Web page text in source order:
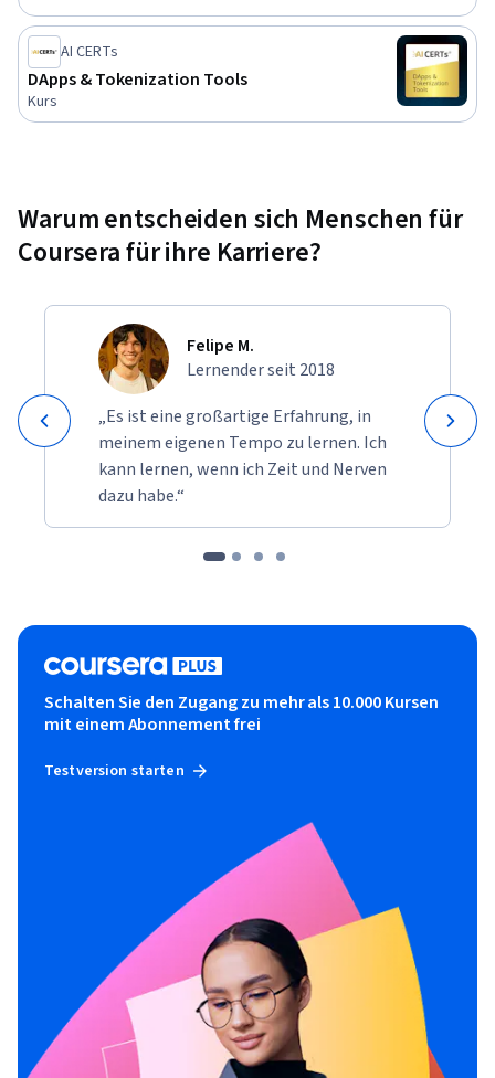
AI CERTs
DApps & Tokenization Tools
Kurs
Warum entscheiden sich Menschen für
Coursera für ihre Karriere?
Felipe M.
Lernender seit 2018
„Es ist eine großartige Erfahrung, in
meinem eigenen Tempo zu lernen. Ich
kann lernen, wenn ich Zeit und Nerven
dazu habe.“
Schalten Sie den Zugang zu mehr als 10.000 Kursen
mit einem Abonnement frei
Testversion starten